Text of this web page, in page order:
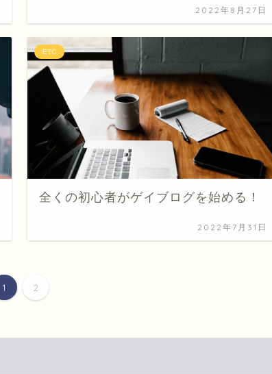
2022年8月27日
ETC
全くの初心者がゲイブログを始める！
2022年7月31日
1 2